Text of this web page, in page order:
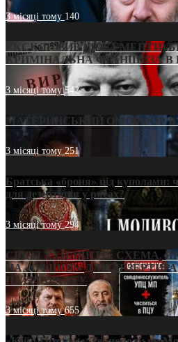
3 місяці тому 140
ЕКСКЛЮЗИВ (ДОКУМЕНТИ)/
КРИМІНАЛЬНА ФРАНШИЗА В
3 місяці тому542
МАТЕРИНСЬКИЙ ОМОРФОР В
3 місяці тому251
Братська «броня» під
для дезертирів у рясах?
3 місяці тому294
СВЯТІ УХИЛЯНТИ: СХЕМА,
НА «ОФШОР» ДЛЯ
ПАТРІАРХАТУ
3 місяці тому655